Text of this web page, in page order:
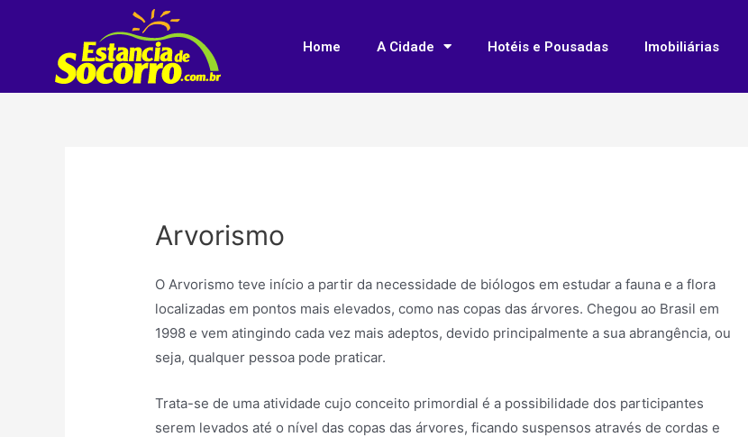
Home A Cidade Hotéis e Pousadas Imobiliárias
Arvorismo
O Arvorismo teve início a partir da necessidade de biólogos em estudar a fauna e a flora
localizadas em pontos mais elevados, como nas copas das árvores. Chegou ao Brasil em
1998 e vem atingindo cada vez mais adeptos, devido principalmente a sua abrangência, ou
seja, qualquer pessoa pode praticar.
Trata-se de uma atividade cujo conceito primordial é a possibilidade dos participantes
serem levados até o nível das copas das árvores, ficando suspensos através de cordas e